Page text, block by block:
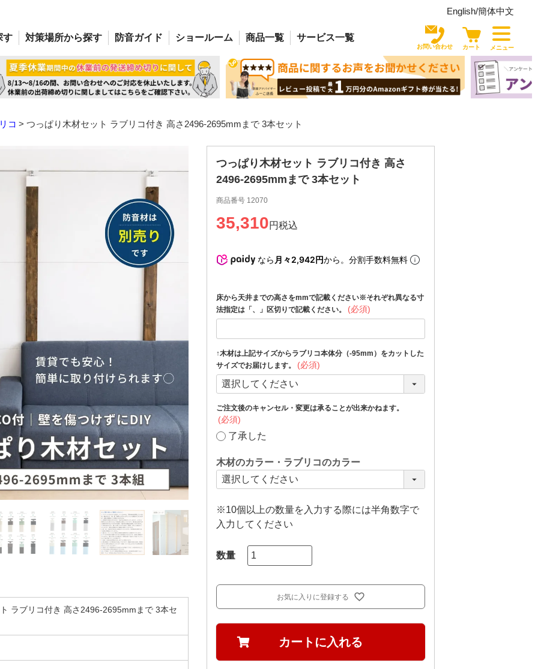
English/簡体中文
す 対策場所から探す 防音ガイド ショールーム 商品一覧 サービス一覧
お問い合わせ カート メニュー
コ つっぱり木材セット ラブリコ付き 高さ2496-2695mmまで 3本セット
ラブリコ付き 高さ2496-2695mmまで 3本セ
つっぱり木材セット ラブリコ付き 高さ
2496-2695mmまで 3本セット
商品番号 12070
35,310 税込
なら 月々2,942円から。分割手数料無料
床から天井までの高さをmmで記載ください※それぞれ異なる寸
法指定は「、」区切りで記載ください。
(必須)
↑木材は上記サイズからラブリコ本体分（-95mm）をカットした
サイズでお届けします。
(必須)
ご注文後のキャンセル・変更は承ることが出来かねます。
(必須)
了承した
木材のカラー・ラブリコのカラー
※10個以上の数量を入力する際には半角数字で
入力してください
お気に入りに登録する
カートに入れる